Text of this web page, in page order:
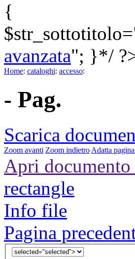
{
avanzata"; }*/
Home: cataloghi: accesso:
- Pag.
Scarica
Zoom avanti Zoom indietro Adatta
Apri documento
rectangle
Info file
Pagina